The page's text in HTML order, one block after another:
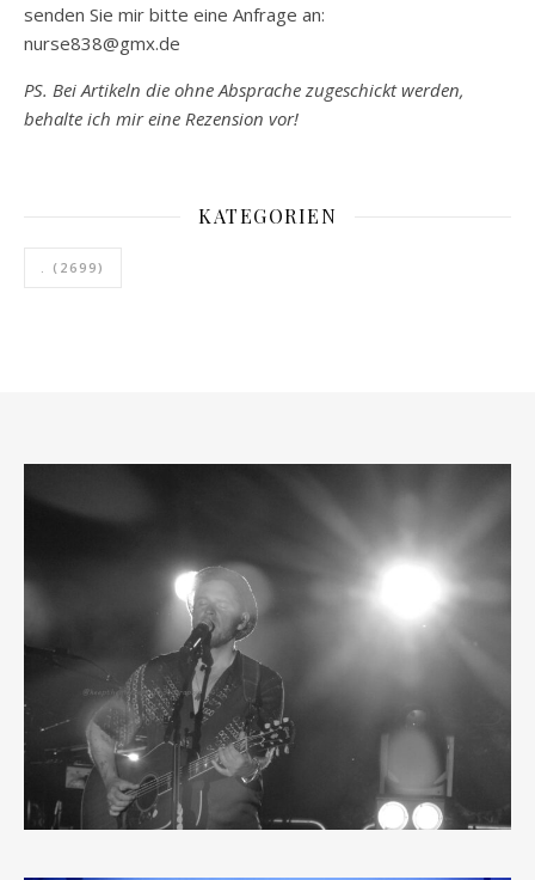
senden Sie mir bitte eine Anfrage an:
nurse838@gmx.de
PS. Bei Artikeln die ohne Absprache zugeschickt werden,
behalte ich mir eine Rezension vor!
KATEGORIEN
. (2699)